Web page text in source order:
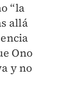
“la
allá
Ono
y no